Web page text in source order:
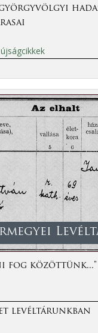
fog közöttünk..."
levéltárunkban